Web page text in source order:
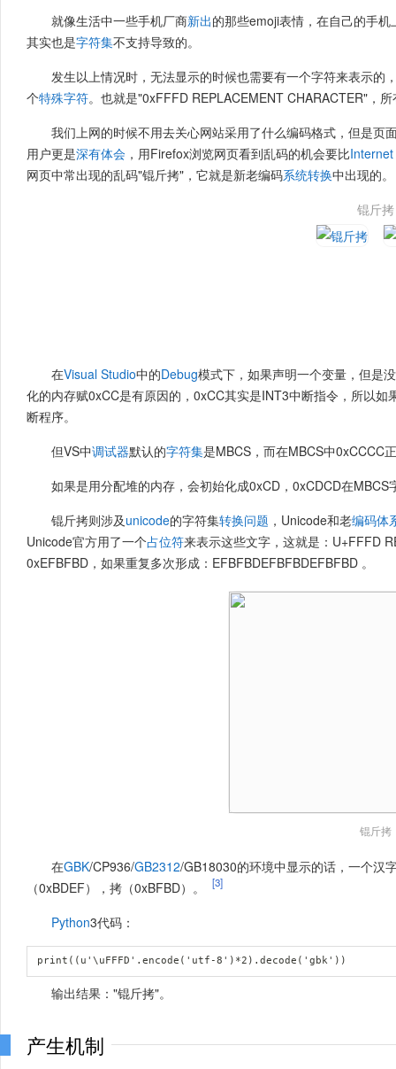
就像生活中一些手机厂商新出的那些emoji表情，在自己的手
其实也是字符集不支持导致的。
发生以上情况时，无法显示的时候也需要有一个字符来表示
个特殊字符。也就是"0xFFFD REPLACEMENT CHARACTER"，
我们上网的时候不用去关心网站采用了什么编码格式，但是页
用户更是深有体会 ，用Firefox浏览网页看到乱码的机会要比
网页中常出现的乱码"锟斤拷"，它就是新老编码系统转换中出现的。
锟斤拷
在Visual Studio中的Debug模式下，如果声明一个变量，但是
化的内存赋0xCC是有原因的，0xCC其实是INT3中断指令，所以
断程序。
但VS中调试器默认的字符集是MBCS，而在MBCS中0xCCCC
如果是用分配堆的内存，会初始化成0xCD，0xCDCD在MBCS
锟斤拷则涉及unicode的字符集转换问题 ，Unicode和老编码体
Unicode官方用了一个占位符来表示这些文字，这就是：U+FFFD
0xEFBFBD，如果重复多次形成：EFBFBDEFBFBDEFBFBD 。
锟斤拷
在GBK/CP936/GB2312/GB18030的环境中显示的话，一个
（0xBDEF），拷（0xBFBD）。
[3]
Python3代码：
print((u'\uFFFD'.encode('utf-8')*2).decode('gbk'))
输出结果："锟斤拷"。
产生机制